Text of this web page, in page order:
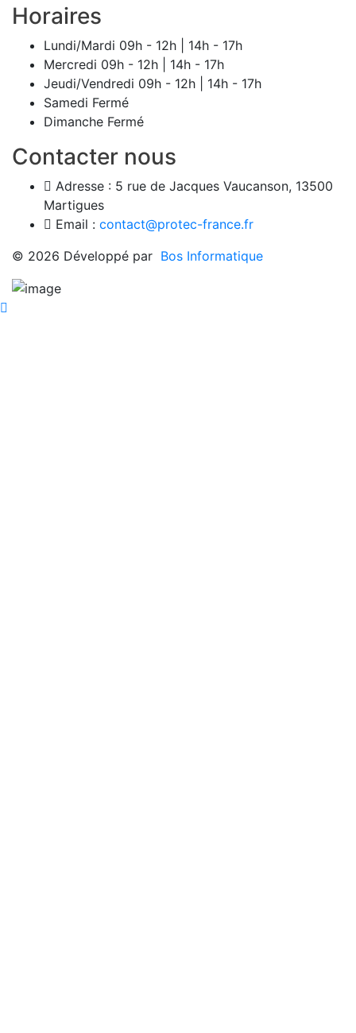
Horaires
Lundi/Mardi 09h - 12h | 14h - 17h
Mercredi 09h - 12h | 14h - 17h
Jeudi/Vendredi 09h - 12h | 14h - 17h
Samedi Fermé
Dimanche Fermé
Contacter nous
Adresse : 5 rue de Jacques Vaucanson, 13500
Martigues
Email : contact@protec-france.fr
© 2026 Développé par Bos Informatique